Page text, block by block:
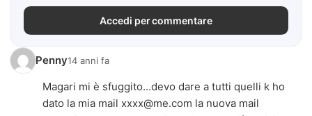
Accedi per commentare
Penny14 anni fa
Magari mi è sfuggito...devo dare a tutti quelli k ho
dato la mia mail xxxx@me.com la nuova mail